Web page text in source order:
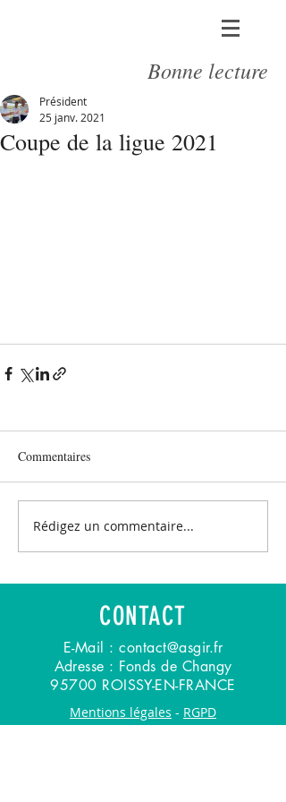
Bonne lecture
Coupe de la ligue 2021
Président
25 janv. 2021
Commentaires
Rédigez un commentaire...
CONTACT
E-Mail :contact@asgir.fr
Adresse : Fonds de Changy
95700 ROISSY-EN-FRANCE
Mentions légales - RGPD